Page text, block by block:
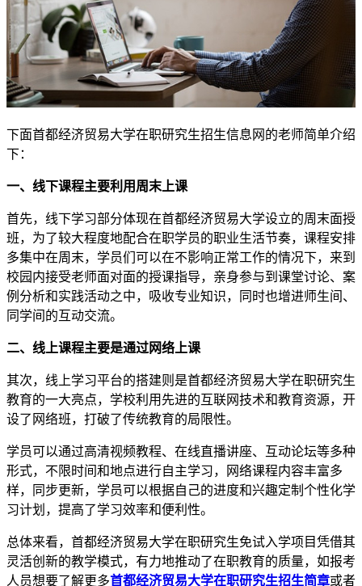
下面首都经济贸易大学在职研究生招生信息网的老师简单介绍
下：
一、线下课程主要利用周末上课
首先，线下学习部分体现在首都经济贸易大学设立的周末面授
班，为了较大程度地配合在职学员的职业生活节奏，课程安排
多集中在周末，学员们可以在不影响正常工作的情况下，来到
校园内接受老师面对面的授课指导，亲身参与到课堂讨论、案
例分析和实践活动之中，吸收专业知识，同时也增进师生间、
同学间的互动交流。
二、线上课程主要是通过网络上课
其次，线上学习平台的搭建则是首都经济贸易大学在职研究生
教育的一大亮点，学校利用先进的互联网技术和教育资源，开
设了网络班，打破了传统教育的局限性。
学员可以通过高清视频教程、在线直播讲座、互动论坛等多种
形式，不限时间和地点进行自主学习，网络课程内容丰富多
样，同步更新，学员可以根据自己的进度和兴趣定制个性化学
习计划，提高了学习效率和便利性。
总体来看，首都经济贸易大学在职研究生免试入学项目凭借其
灵活创新的教学模式，有力地推动了在职教育的质量，如报考
人员想要了解更多首都经济贸易大学在职研究生招生简章或者